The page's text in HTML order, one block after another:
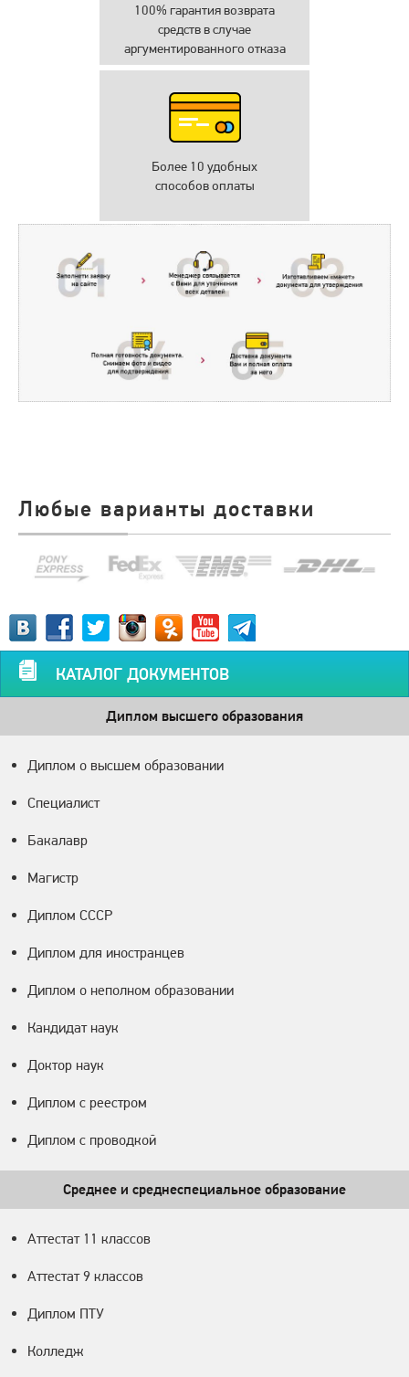
100% гарантия возврата
средств в случае
аргументированного отказа
Более 10 удобных
способов оплаты
Любые варианты доставки
КАТАЛОГ ДОКУМЕНТОВ
Диплом высшего образования
Диплом о высшем образовании
Специалист
Бакалавр
Магистр
Диплом СССР
Диплом для иностранцев
Диплом о неполном образовании
Кандидат наук
Доктор наук
Диплом с реестром
Диплом с проводкой
Среднее и среднеспециальное образование
Аттестат 11 классов
Аттестат 9 классов
Диплом ПТУ
Колледж